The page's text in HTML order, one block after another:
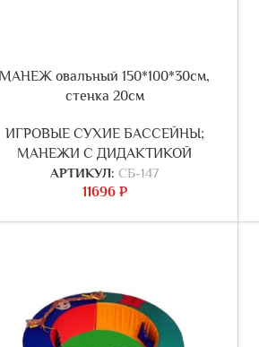
МАНЕЖ овальный 150*100*30см,
стенка 20см
ИГРОВЫЕ СУХИЕ БАССЕЙНЫ;
МАНЕЖИ С ДИДАКТИКОЙ
АРТИКУЛ:СБ-147
11696 ₽